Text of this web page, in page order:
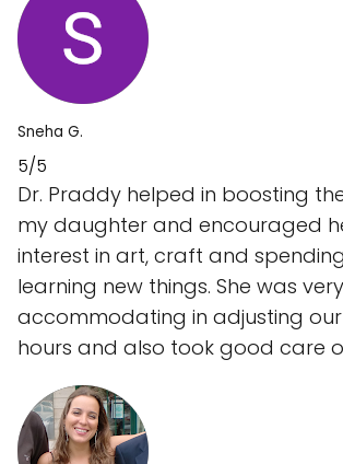
Sneha G.
5/5
Dr. Praddy helped in boosting
my daughter and encouraged
interest in art, craft and
learning new things. She was very
accommodating in adjusting
hours and also took good care